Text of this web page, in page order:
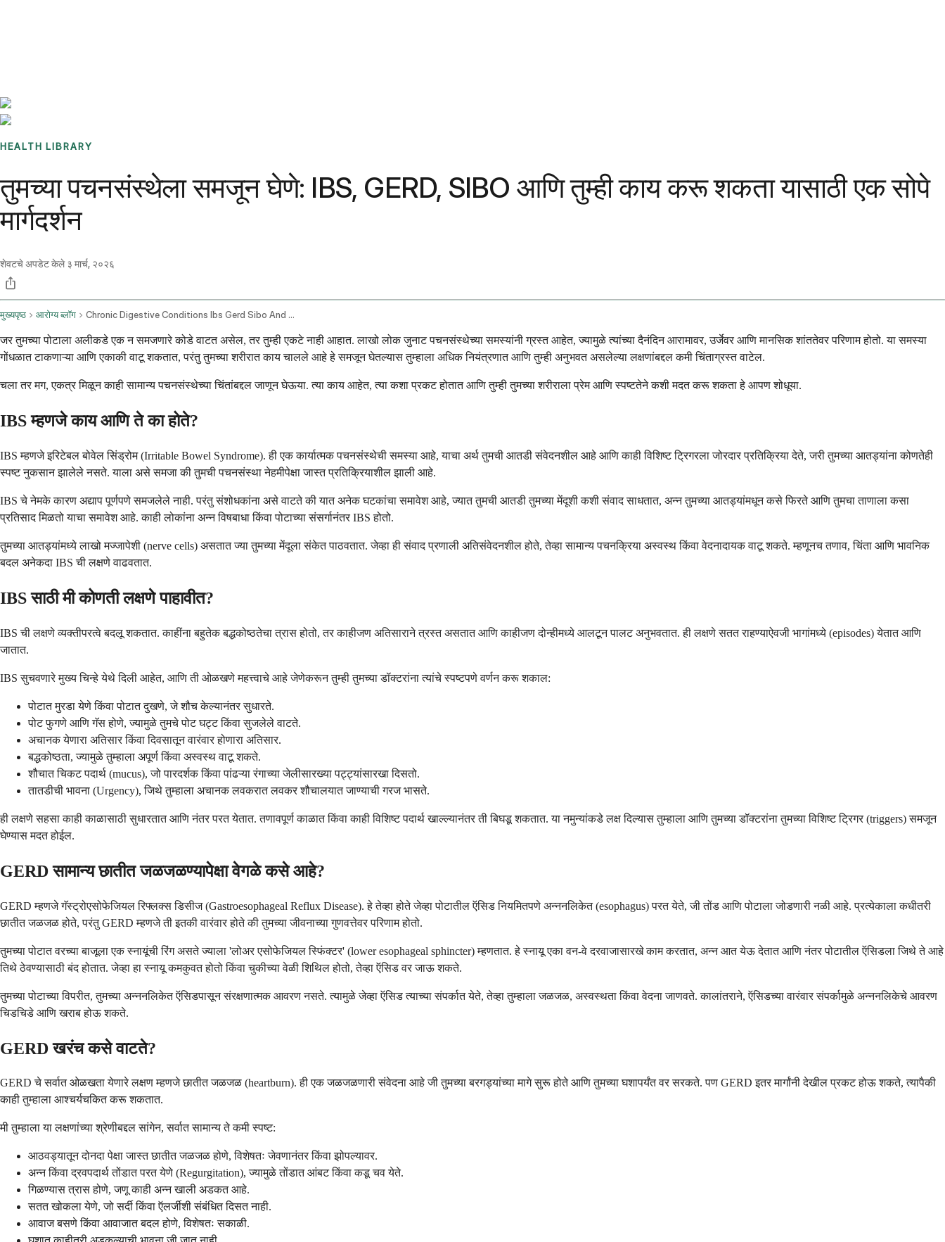
HEALTH LIBRARY
तुमच्या पचनसंस्थेला समजून घेणे: IBS, GERD, SIBO आणि तुम्ही काय करू शकता यासाठी एक सोपे
मार्गदर्शन
शेवटचे अपडेट केले ३ मार्च, २०२६
मुख्यपृष्ठ आरोग्य ब्लॉग Chronic Digestive Conditions Ibs Gerd Sibo And Dietary Concerns
जर तुमच्या पोटाला अलीकडे एक न समजणारे कोडे वाटत असेल, तर तुम्ही एकटे नाही आहात. लाखो लोक जुनाट पचनसंस्थेच्या समस्यांनी ग्रस्त आहेत, ज्यामुळे त्यांच्या दैनंदिन आरामावर, उर्जेवर आणि मानसिक शांततेवर परिणाम होतो. या समस्या
गोंधळात टाकणाऱ्या आणि एकाकी वाटू शकतात, परंतु तुमच्या शरीरात काय चालले आहे हे समजून घेतल्यास तुम्हाला अधिक नियंत्रणात आणि तुम्ही अनुभवत असलेल्या लक्षणांबद्दल कमी चिंताग्रस्त वाटेल.
चला तर मग, एकत्र मिळून काही सामान्य पचनसंस्थेच्या चिंतांबद्दल जाणून घेऊया. त्या काय आहेत, त्या कशा प्रकट होतात आणि तुम्ही तुमच्या शरीराला प्रेम आणि स्पष्टतेने कशी मदत करू शकता हे आपण शोधूया.
IBS म्हणजे काय आणि ते का होते?
IBS म्हणजे इरिटेबल बोवेल सिंड्रोम (Irritable Bowel Syndrome). ही एक कार्यात्मक पचनसंस्थेची समस्या आहे, याचा अर्थ तुमची आतडी संवेदनशील आहे आणि काही विशिष्ट ट्रिगरला जोरदार प्रतिक्रिया देते, जरी तुमच्या आतड्यांना कोणतेही
स्पष्ट नुकसान झालेले नसते. याला असे समजा की तुमची पचनसंस्था नेहमीपेक्षा जास्त प्रतिक्रियाशील झाली आहे.
IBS चे नेमके कारण अद्याप पूर्णपणे समजलेले नाही. परंतु संशोधकांना असे वाटते की यात अनेक घटकांचा समावेश आहे, ज्यात तुमची आतडी तुमच्या मेंदूशी कशी संवाद साधतात, अन्न तुमच्या आतड्यांमधून कसे फिरते आणि तुमचा ताणाला कसा
प्रतिसाद मिळतो याचा समावेश आहे. काही लोकांना अन्न विषबाधा किंवा पोटाच्या संसर्गानंतर IBS होतो.
तुमच्या आतड्यांमध्ये लाखो मज्जापेशी (nerve cells) असतात ज्या तुमच्या मेंदूला संकेत पाठवतात. जेव्हा ही संवाद प्रणाली अतिसंवेदनशील होते, तेव्हा सामान्य पचनक्रिया अस्वस्थ किंवा वेदनादायक वाटू शकते. म्हणूनच तणाव, चिंता आणि भावनिक
बदल अनेकदा IBS ची लक्षणे वाढवतात.
IBS साठी मी कोणती लक्षणे पाहावीत?
IBS ची लक्षणे व्यक्तीपरत्वे बदलू शकतात. काहींना बहुतेक बद्धकोष्ठतेचा त्रास होतो, तर काहीजण अतिसाराने त्रस्त असतात आणि काहीजण दोन्हीमध्ये आलटून पालट अनुभवतात. ही लक्षणे सतत राहण्याऐवजी भागांमध्ये (episodes) येतात आणि
जातात.
IBS सुचवणारे मुख्य चिन्हे येथे दिली आहेत, आणि ती ओळखणे महत्त्वाचे आहे जेणेकरून तुम्ही तुमच्या डॉक्टरांना त्यांचे स्पष्टपणे वर्णन करू शकाल:
पोटात मुरडा येणे किंवा पोटात दुखणे, जे शौच केल्यानंतर सुधारते.
पोट फुगणे आणि गॅस होणे, ज्यामुळे तुमचे पोट घट्ट किंवा सुजलेले वाटते.
अचानक येणारा अतिसार किंवा दिवसातून वारंवार होणारा अतिसार.
बद्धकोष्ठता, ज्यामुळे तुम्हाला अपूर्ण किंवा अस्वस्थ वाटू शकते.
शौचात चिकट पदार्थ (mucus), जो पारदर्शक किंवा पांढऱ्या रंगाच्या जेलीसारख्या पट्ट्यांसारखा दिसतो.
तातडीची भावना (Urgency), जिथे तुम्हाला अचानक लवकरात लवकर शौचालयात जाण्याची गरज भासते.
ही लक्षणे सहसा काही काळासाठी सुधारतात आणि नंतर परत येतात. तणावपूर्ण काळात किंवा काही विशिष्ट पदार्थ खाल्ल्यानंतर ती बिघडू शकतात. या नमुन्यांकडे लक्ष दिल्यास तुम्हाला आणि तुमच्या डॉक्टरांना तुमच्या विशिष्ट ट्रिगर (triggers) समजून
घेण्यास मदत होईल.
GERD सामान्य छातीत जळजळण्यापेक्षा वेगळे कसे आहे?
GERD म्हणजे गॅस्ट्रोएसोफेजियल रिफ्लक्स डिसीज (Gastroesophageal Reflux Disease). हे तेव्हा होते जेव्हा पोटातील ऍसिड नियमितपणे अन्ननलिकेत (esophagus) परत येते, जी तोंड आणि पोटाला जोडणारी नळी आहे. प्रत्येकाला कधीतरी
छातीत जळजळ होते, परंतु GERD म्हणजे ती इतकी वारंवार होते की तुमच्या जीवनाच्या गुणवत्तेवर परिणाम होतो.
तुमच्या पोटात वरच्या बाजूला एक स्नायूंची रिंग असते ज्याला 'लोअर एसोफेजियल स्फिंक्टर' (lower esophageal sphincter) म्हणतात. हे स्नायू एका वन-वे दरवाजासारखे काम करतात, अन्न आत येऊ देतात आणि नंतर पोटातील ऍसिडला जिथे ते आहे
तिथे ठेवण्यासाठी बंद होतात. जेव्हा हा स्नायू कमकुवत होतो किंवा चुकीच्या वेळी शिथिल होतो, तेव्हा ऍसिड वर जाऊ शकते.
तुमच्या पोटाच्या विपरीत, तुमच्या अन्ननलिकेत ऍसिडपासून संरक्षणात्मक आवरण नसते. त्यामुळे जेव्हा ऍसिड त्याच्या संपर्कात येते, तेव्हा तुम्हाला जळजळ, अस्वस्थता किंवा वेदना जाणवते. कालांतराने, ऍसिडच्या वारंवार संपर्कामुळे अन्ननलिकेचे आवरण
चिडचिडे आणि खराब होऊ शकते.
GERD खरंच कसे वाटते?
GERD चे सर्वात ओळखता येणारे लक्षण म्हणजे छातीत जळजळ (heartburn). ही एक जळजळणारी संवेदना आहे जी तुमच्या बरगड्यांच्या मागे सुरू होते आणि तुमच्या घशापर्यंत वर सरकते. पण GERD इतर मार्गांनी देखील प्रकट होऊ शकते, त्यापैकी
काही तुम्हाला आश्चर्यचकित करू शकतात.
मी तुम्हाला या लक्षणांच्या श्रेणीबद्दल सांगेन, सर्वात सामान्य ते कमी स्पष्ट:
आठवड्यातून दोनदा पेक्षा जास्त छातीत जळजळ होणे, विशेषतः जेवणानंतर किंवा झोपल्यावर.
अन्न किंवा द्रवपदार्थ तोंडात परत येणे (Regurgitation), ज्यामुळे तोंडात आंबट किंवा कडू चव येते.
गिळण्यास त्रास होणे, जणू काही अन्न खाली अडकत आहे.
सतत खोकला येणे, जो सर्दी किंवा ऍलर्जीशी संबंधित दिसत नाही.
आवाज बसणे किंवा आवाजात बदल होणे, विशेषतः सकाळी.